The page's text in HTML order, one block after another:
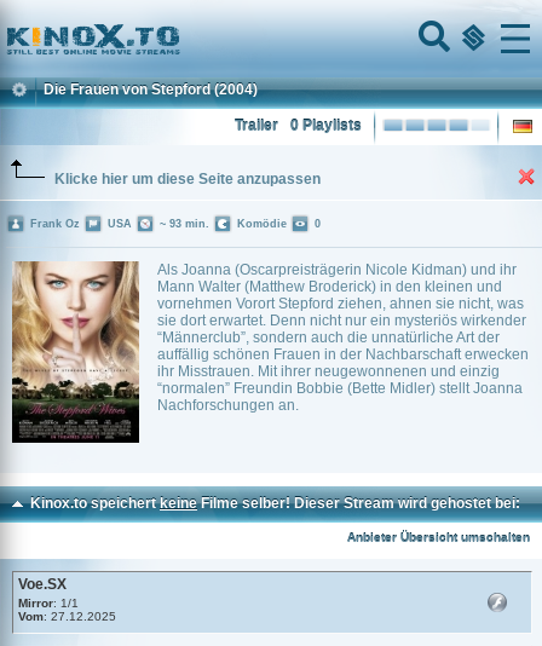
Home
Menu
Die Frauen von Stepford (2004)
0 Playlists
Trailer
Klicke hier um diese Seite anzupassen
Als Joanna (Oscarpreisträgerin Nicole Kidman) und ihr
Mann Walter (Matthew Broderick) in den kleinen und
vornehmen Vorort Stepford ziehen, ahnen sie nicht, was
sie dort erwartet. Denn nicht nur ein mysteriös wirkender
“Männerclub”, sondern auch die unnatürliche Art der
auffällig schönen Frauen in der Nachbarschaft erwecken
ihr Misstrauen. Mit ihrer neugewonnenen und einzig
“normalen” Freundin Bobbie (Bette Midler) stellt Joanna
Nachforschungen an.
Frank Oz USA ~ 93 min. Komödie 0
Kinox.to speichertkeineFilme selber! Dieser Stream wird gehostet bei:
Anbieter Übersicht umschalten
Voe.SX
Mirror: 1/1
Vom: 27.12.2025